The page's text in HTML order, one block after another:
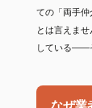
ての「両手仲
とは言えま
している——
なぜ業